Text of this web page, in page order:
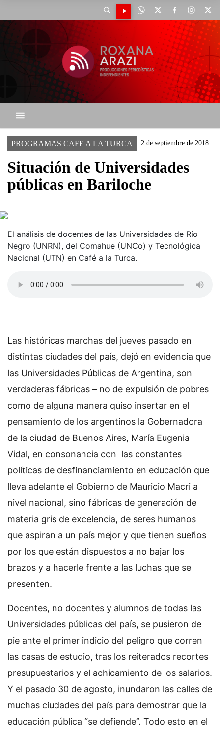
PROGRAMAS CAFE A LA TURCA 2 de septiembre de 2018
Situación de Universidades
públicas en Bariloche
El análisis de docentes de las Universidades de Río
Negro (UNRN), del Comahue (UNCo) y Tecnológica
Nacional (UTN) en Café a la Turca.
Las históricas marchas del jueves pasado en
distintas ciudades del país, dejó en evidencia que
las Universidades Públicas de Argentina, son
verdaderas fábricas – no de expulsión de pobres
como de alguna manera quiso insertar en el
pensamiento de los argentinos la Gobernadora
de la ciudad de Buenos Aires, María Eugenia
Vidal, en consonancia con las constantes
políticas de desfinanciamiento en educación que
lleva adelante el Gobierno de Mauricio Macri a
nivel nacional, sino fábricas de generación de
materia gris de excelencia, de seres humanos
que aspiran a un país mejor y que tienen sueños
por los que están dispuestos a no bajar los
brazos y a hacerle frente a las luchas que se
presenten.
Docentes, no docentes y alumnos de todas las
Universidades públicas del país, se pusieron de
pie ante el primer indicio del peligro que corren
las casas de estudio, tras los reiterados recortes
presupuestarios y el achicamiento de los salarios.
Y el pasado 30 de agosto, inundaron las calles de
muchas ciudades del país para demostrar que la
educación pública “se defiende”. Todo esto en el